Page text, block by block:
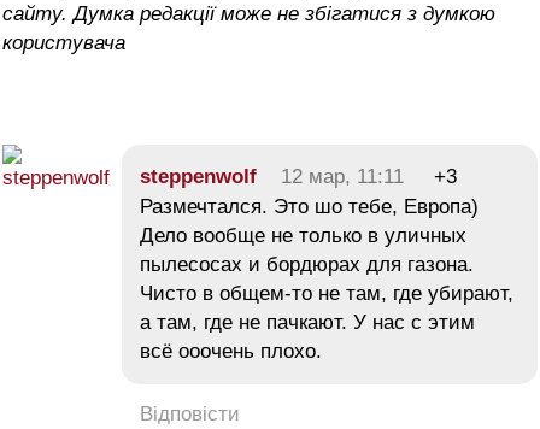
сайту. Думка редакції може не збігатися з думкою
користувача
steppenwolf 12 мар, 11:11
+3
Размечтался. Это шо тебе, Европа)
Дело вообще не только в уличных
пылесосах и бордюрах для газона.
Чисто в общем-то не там, где убирают,
а там, где не пачкают. У нас с этим
всё ооочень плохо.
Відповісти